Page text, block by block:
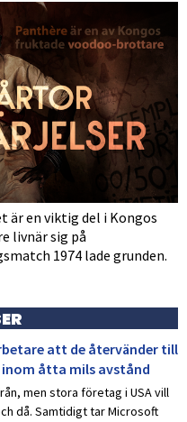
är en viktig del i Kongos
livnär sig på
1974 lade grunden.
att de återvänder till
åtta mils avstånd
men stora företag i USA vill
då. Samtidigt tar Microsoft